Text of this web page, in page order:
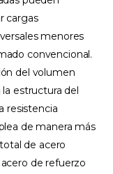
cargas
menores
convencional.
del volumen
estructura del
resistencia
de manera más
de acero
de refuerzo